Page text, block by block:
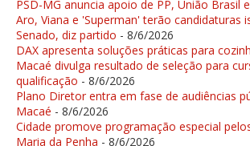
PSD-MG anuncia apoio de PP, União Brasil
Aro, Viana e 'Superman' terão candidaturas
Senado, diz partido - 8/6/2026
DAX apresenta soluções práticas para
Macaé divulga resultado de seleção para
qualificação - 8/6/2026
Plano Diretor entra em fase de audiências
Macaé - 8/6/2026
Cidade promove programação especial
Maria da Penha - 8/6/2026